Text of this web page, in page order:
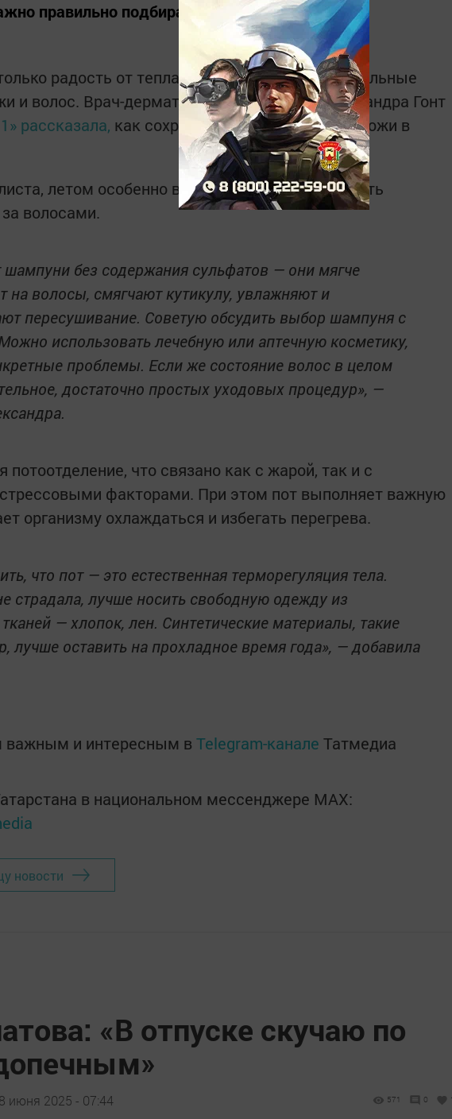
правильно подбирать средства ухода
радость от тепла и солнца, но и дополнительные
и волос. Врач-дерматолог и косметолог Александра Гонт
рассказала, как сохранить здоровье волос и кожи в
летом особенно важно правильно подбирать
волосами.
без содержания сульфатов — они мягче
на волосы, смягчают кутикулу, увлажняют и
пересушивание. Советую обсудить выбор шампуня с
использовать лечебную или аптечную косметику,
проблемы. Если же состояние волос в целом
достаточно простых уходовых процедур», —
потоотделение, что связано как с жарой, так и с
факторами. При этом пот выполняет важную
организму охлаждаться и избегать перегрева.
что пот — это естественная терморегуляция тела.
страдала, лучше носить свободную одежду из
— хлопок, лен. Синтетические материалы, такие
лучше оставить на прохладное время года», — добавила
важным и интересным в Telegram-канале Татмедиа
в национальном мессенджере MАХ:
новости
«В отпуске скучаю по
8 июня 2025 - 07:44 571 0